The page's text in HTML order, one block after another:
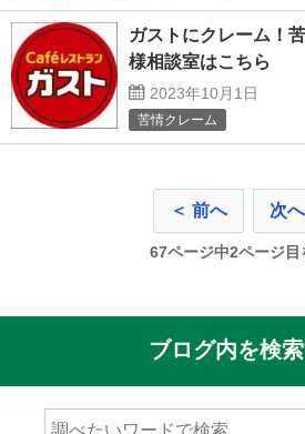
ガストにクレーム！
様相談室はこちら
2023年10月1日
苦情クレーム
＜ 前へ 次
67ページ中2ページ目
ブログ内を検